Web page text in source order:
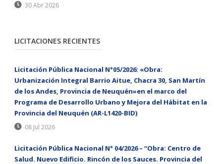
30 Abr 2026
LICITACIONES RECIENTES
Licitación Pública Nacional N°05/2026: «Obra:
Urbanización Integral Barrio Aitue, Chacra 30, San Martín
de los Andes, Provincia de Neuquén»en el marco del
Programa de Desarrollo Urbano y Mejora del Hábitat en la
Provincia del Neuquén (AR-L1420-BID)
08 Jul 2026
Licitación Pública Nacional N° 04/2026 – “Obra: Centro de
Salud. Nuevo Edificio. Rincón de los Sauces. Provincia del